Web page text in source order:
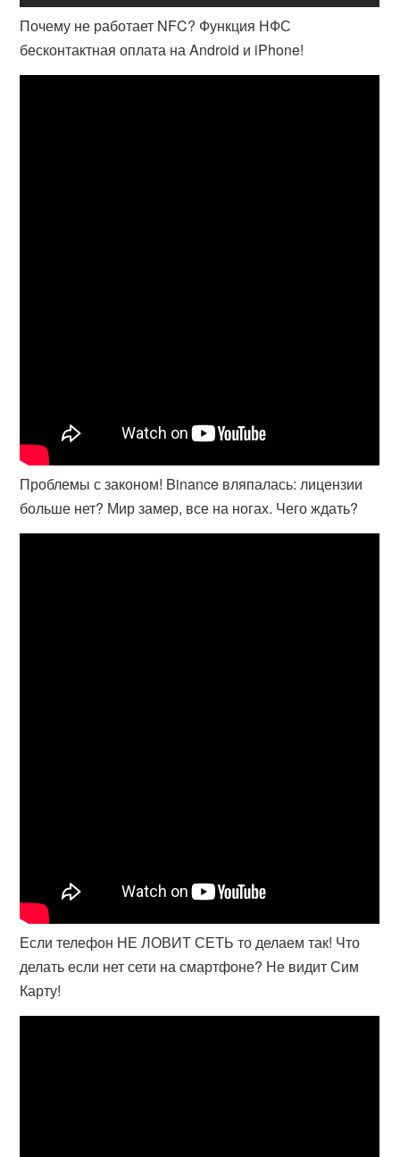
Почему не работает NFC? Функция НФС
бесконтактная оплата на Android и iPhone!
Проблемы с законом! Binance вляпалась: лицензии
больше нет? Мир замер, все на ногах. Чего ждать?
Если телефон НЕ ЛОВИТ СЕТЬ то делаем так! Что
делать если нет сети на смартфоне? Не видит Сим
Карту!